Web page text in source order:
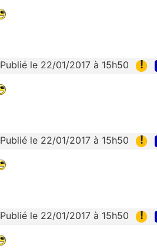
Publié le 22/01/2017 à 15h50 !
Publié le 22/01/2017 à 15h50 !
Publié le 22/01/2017 à 15h50 !